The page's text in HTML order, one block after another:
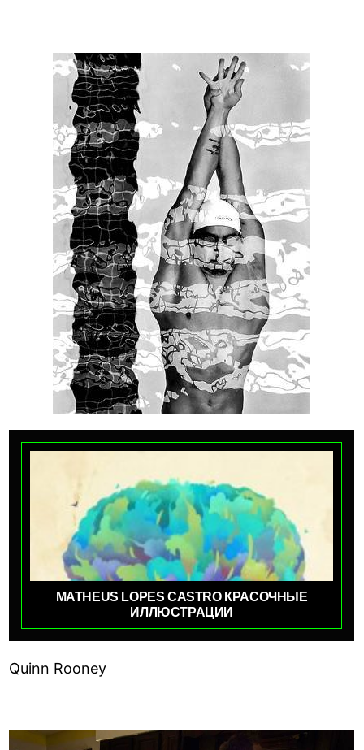
MATHEUS LOPES CASTRO КРАСОЧНЫЕ
ИЛЛЮСТРАЦИИ
Quinn Rooney